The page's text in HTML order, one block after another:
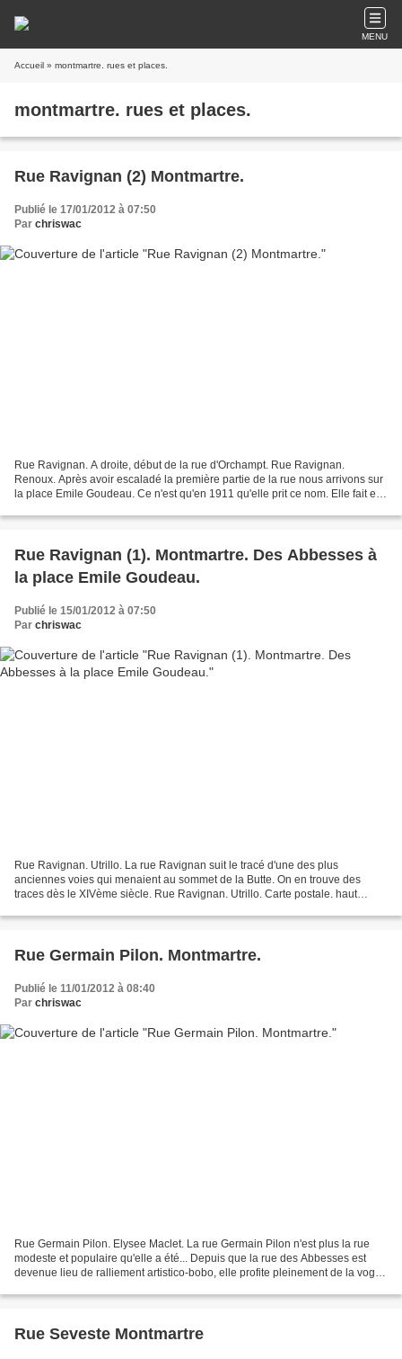
MENU
Accueil » montmartre. rues et places.
montmartre. rues et places.
Rue Ravignan (2) Montmartre.
Publié le 17/01/2012 à 07:50
Par chriswac
Rue Ravignan. A droite, début de la rue d'Orchampt. Rue Ravignan.
Renoux. Après avoir escaladé la première partie de la rue nous arrivons sur
la place Emile Goudeau. Ce n'est qu'en 1911 qu'elle prit ce nom. Elle fait en
Rue Ravignan (1). Montmartre. Des Abbesses à
la place Emile Goudeau.
Publié le 15/01/2012 à 07:50
Par chriswac
Rue Ravignan. Utrillo. La rue Ravignan suit le tracé d'une des plus
anciennes voies qui menaient au sommet de la Butte. On en trouve des
traces dès le XIVème siècle. Rue Ravignan. Utrillo. Carte postale. haut
Rue Germain Pilon. Montmartre.
Publié le 11/01/2012 à 08:40
Par chriswac
Rue Germain Pilon. Elysee Maclet. La rue Germain Pilon n'est plus la rue
modeste et populaire qu'elle a été... Depuis que la rue des Abbesses est
devenue lieu de ralliement artistico-bobo, elle profite pleinement de la vogue
Rue Seveste Montmartre